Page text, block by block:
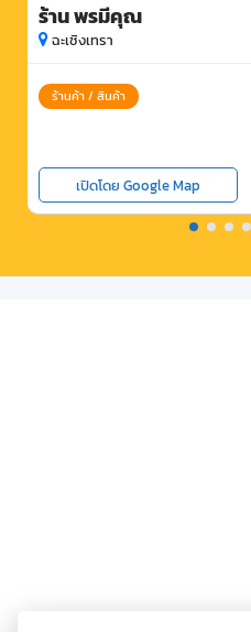
ร้าน พรมีคุณ
ฉะเชิงเทรา
ร้านค้า / สินค้า
เปิดโดย Google Map